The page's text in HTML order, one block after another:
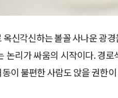
신각신하는 볼꼴 사나운 광
논리가 싸움의 시작이다. 경
이 불편한 사람도 앉을 권한